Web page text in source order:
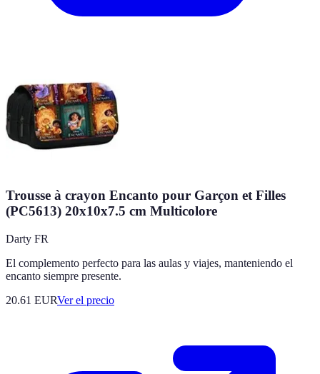
Trousse à crayon Encanto pour Garçon et Filles
(PC5613) 20x10x7.5 cm Multicolore
Darty FR
El complemento perfecto para las aulas y viajes, manteniendo el
encanto siempre presente.
20.61 EURVer el precio